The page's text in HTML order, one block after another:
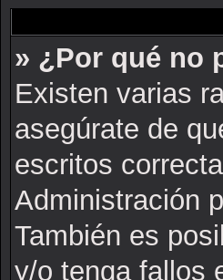
» ¿Por qué no
Existen varias
asegúrate de
escritos
Administración
También es
y/o tenga fallos